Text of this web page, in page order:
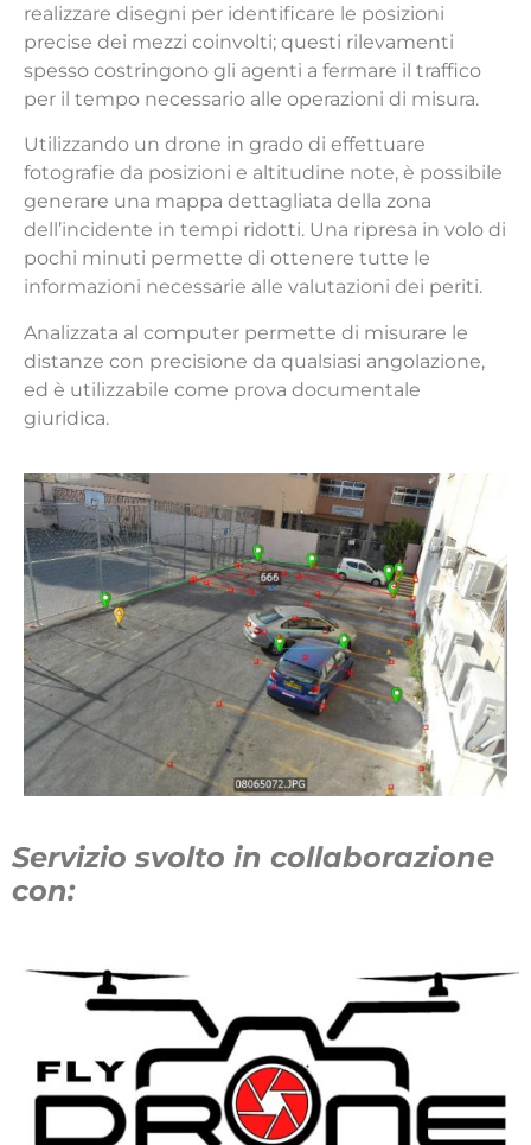
realizzare disegni per identificare le posizioni
precise dei mezzi coinvolti; questi rilevamenti
spesso costringono gli agenti a fermare il traffico
per il tempo necessario alle operazioni di misura.
Utilizzando un drone in grado di effettuare
fotografie da posizioni e altitudine note, è possibile
generare una mappa dettagliata della zona
dell’incidente in tempi ridotti. Una ripresa in volo di
pochi minuti permette di ottenere tutte le
informazioni necessarie alle valutazioni dei periti.
Analizzata al computer permette di misurare le
distanze con precisione da qualsiasi angolazione,
ed è utilizzabile come prova documentale
giuridica.
Servizio svolto in collaborazione
con: